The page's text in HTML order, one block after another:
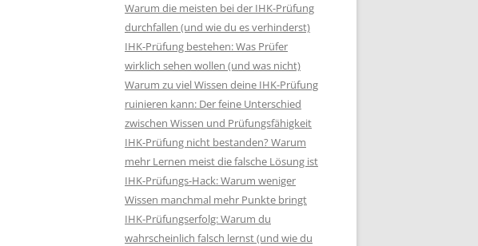
Warum die meisten bei der IHK-Prüfung
durchfallen (und wie du es verhinderst)
IHK-Prüfung bestehen: Was Prüfer
wirklich sehen wollen (und was nicht)
Warum zu viel Wissen deine IHK-Prüfung
ruinieren kann: Der feine Unterschied
zwischen Wissen und Prüfungsfähigkeit
IHK-Prüfung nicht bestanden? Warum
mehr Lernen meist die falsche Lösung ist
IHK-Prüfungs-Hack: Warum weniger
Wissen manchmal mehr Punkte bringt
IHK-Prüfungserfolg: Warum du
wahrscheinlich falsch lernst (und wie du